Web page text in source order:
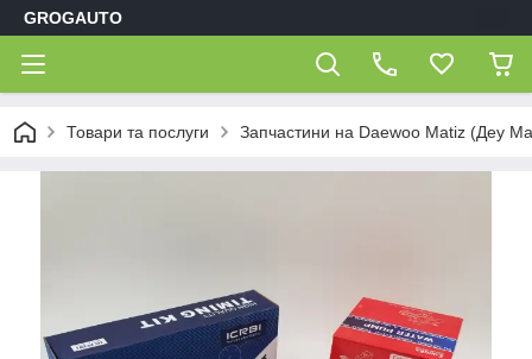
GROGAUTO
Товари та послуги Запчастини на Daewoo Matiz (Деу